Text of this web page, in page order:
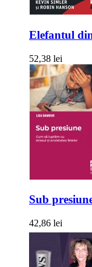
Elefantul
52,38 lei
Sub
42,86 lei